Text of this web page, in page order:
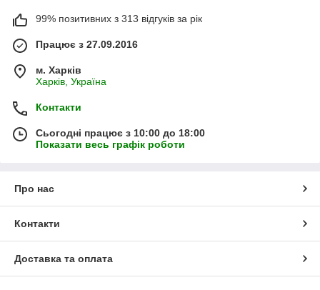
99% позитивних з 313 відгуків за рік
Працює з 27.09.2016
м. Харків
Харків, Україна
Контакти
Сьогодні працює з 10:00 до 18:00
Показати весь графік роботи
Про нас
Контакти
Доставка та оплата